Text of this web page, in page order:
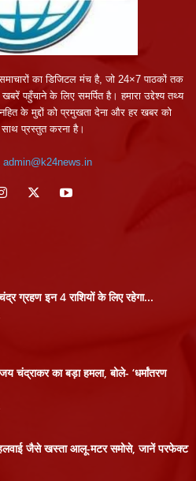
का डिजिटल मंच है, जो 24×7 पाठकों तक
पहुँचाने के लिए समर्पित है। हमारा उद्देश्य तथ्य
के मुद्दों को प्रमुखता देना और हर खबर को
साथ प्रस्तुत करना है।
admin@k24news.in
ग्रहण इन 4 राशियों के लिए रहेगा...
चंद्राकर का बड़ा हमला, बोले- ‘धर्मांतरण
हलवाई जैसे खस्ता आलू-मटर समोसे, जानें परफेक्ट